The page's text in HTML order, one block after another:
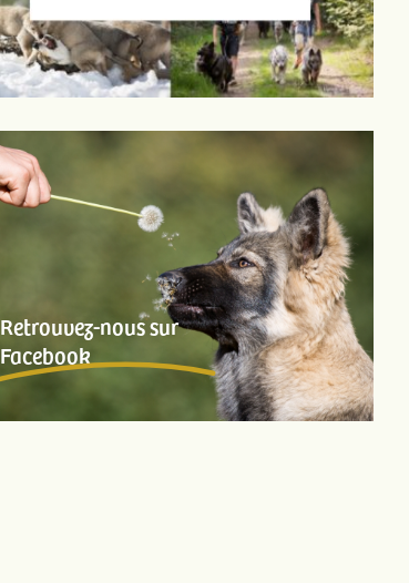
Retrouvez-nous sur
Facebook